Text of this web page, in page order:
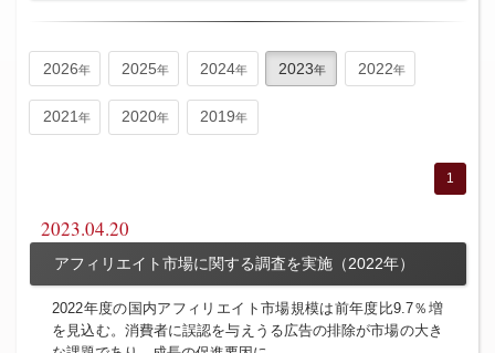
2026 2025 2024 2023 2022
2021 2020 2019
1
2023.04.20
アフィリエイト市場に関する調査を実施（2022年）
2022年度の国内アフィリエイト市場規模は前年度比9.7％増
を見込む。消費者に誤認を与えうる広告の排除が市場の大き